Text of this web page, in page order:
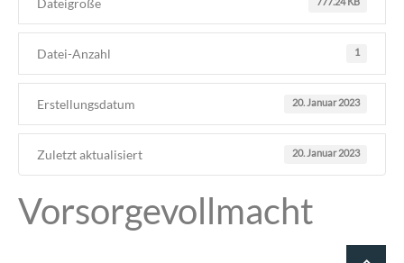
Dateigröße
Datei-Anzahl 1
Erstellungsdatum 20. Januar 2023
Zuletzt aktualisiert 20. Januar 2023
Vorsorgevollmacht